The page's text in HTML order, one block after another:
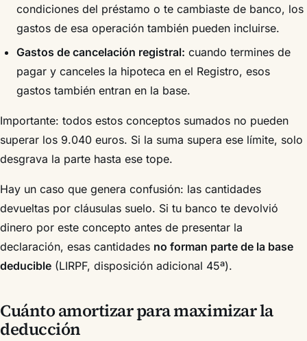
condiciones del préstamo o te cambiaste de banco, los
gastos de esa operación también pueden incluirse.
Gastos de cancelación registral: cuando termines de
pagar y canceles la hipoteca en el Registro, esos
gastos también entran en la base.
Importante: todos estos conceptos sumados no pueden
superar los 9.040 euros. Si la suma supera ese límite, solo
desgrava la parte hasta ese tope.
Hay un caso que genera confusión: las cantidades
devueltas por cláusulas suelo. Si tu banco te devolvió
dinero por este concepto antes de presentar la
declaración, esas cantidades no forman parte de la base
deducible (LIRPF, disposición adicional 45ª).
Cuánto amortizar para maximizar la
deducción